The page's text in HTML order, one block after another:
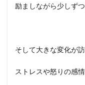
励ましながら少しず
そして大きな変化が
ストレスや怒りの感